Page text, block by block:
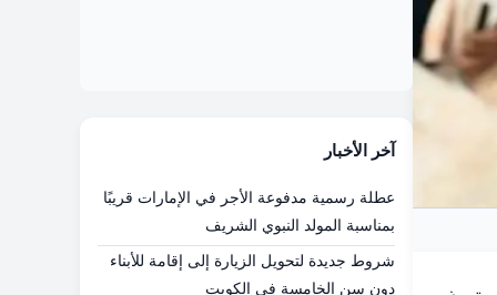
آخر الأخبار
عطلة رسمية مدفوعة الأجر في الإمارات قريبًا
بمناسبة المولد النبوي الشريف
شروط جديدة لتحويل الزيارة إلى إقامة للأبناء
دون سن الخامسة في الكويت